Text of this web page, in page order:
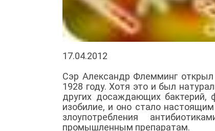
17.04.2012
Сэр Александр Флемминг открыл
1928 году. Хотя это и был
других досаждающих бактерий,
изобилие, и оно стало
злоупотребления
промышленным препаратам.